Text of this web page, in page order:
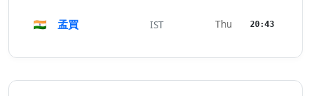
🇮🇳 孟買 IST Thu 20:43